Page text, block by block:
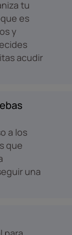
tu
es
y
acudir
a los
que
una